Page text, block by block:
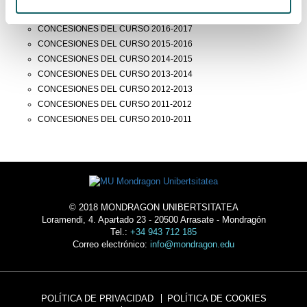
CONCESIONES DEL CURSO 2017-2018
CONCESIONES DEL CURSO 2016-2017
CONCESIONES DEL CURSO 2015-2016
CONCESIONES DEL CURSO 2014-2015
CONCESIONES DEL CURSO 2013-2014
CONCESIONES DEL CURSO 2012-2013
CONCESIONES DEL CURSO 2011-2012
CONCESIONES DEL CURSO 2010-2011
© 2018 MONDRAGON UNIBERTSITATEA
Loramendi, 4. Apartado 23 - 20500 Arrasate - Mondragón
Tel.: +34 943 712 185
Correo electrónico: info@mondragon.edu
POLÍTICA DE PRIVACIDAD
POLÍTICA DE COOKIES